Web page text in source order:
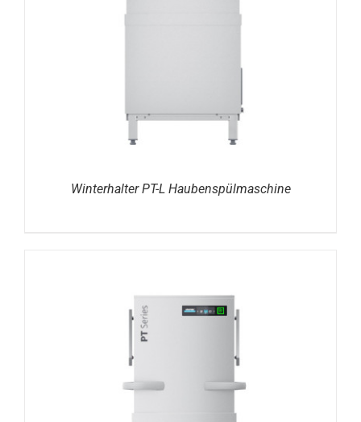
Winterhalter PT-L Haubenspülmaschine